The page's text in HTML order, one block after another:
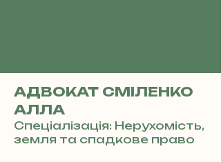
АДВОКАТ СМІЛЕНКО
АЛЛА
Спеціалізація: Нерухомість,
земля та спадкове право